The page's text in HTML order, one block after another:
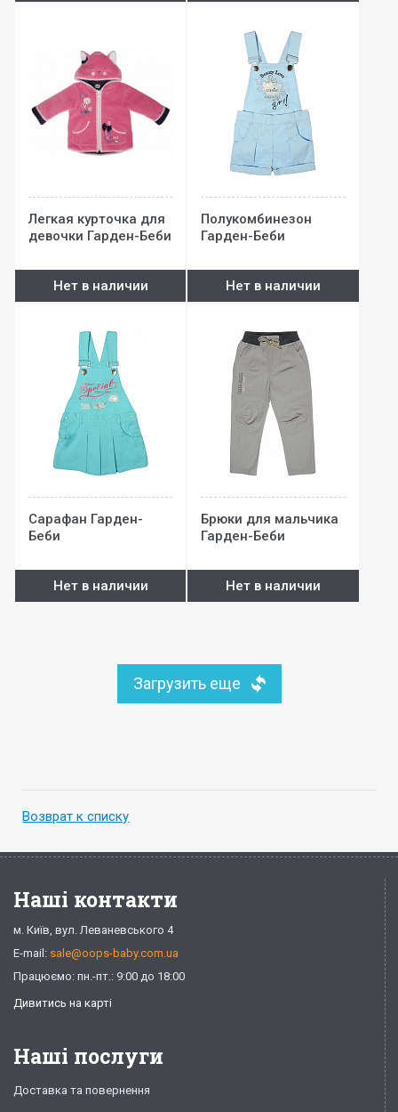
Легкая курточка для
девочки Гарден-Беби
Нет в наличии
Полукомбинезон
Гарден-Беби
Нет в наличии
Сарафан Гарден-
Беби
Нет в наличии
Брюки для мальчика
Гарден-Беби
Нет в наличии
Загрузить еще
Возврат к списку
Наші контакти
м. Київ, вул. Леваневського 4
E-mail: sale@oops-baby.com.ua
Працюємо: пн.-пт.: 9:00 до 18:00
Дивитись на карті
Наші послуги
Доставка та повернення